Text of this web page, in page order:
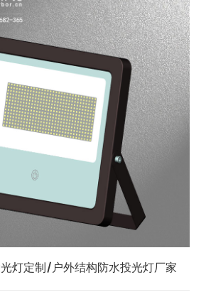
光灯定制/户外结构防水投光灯厂家